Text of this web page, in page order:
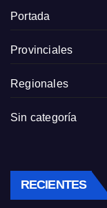
Portada
Provinciales
Regionales
Sin categoría
RECIENTES